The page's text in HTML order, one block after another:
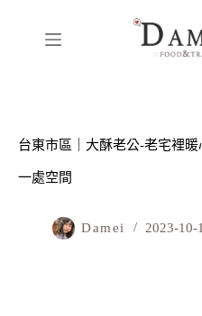
台東市區｜大酥老公-老宅裡
一處空間
Damei 2023-10-